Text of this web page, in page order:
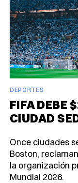
DEPORTES
FIFA DEBE
CIUDAD
Once ciudades
Boston,
la organización
Mundial 2026.